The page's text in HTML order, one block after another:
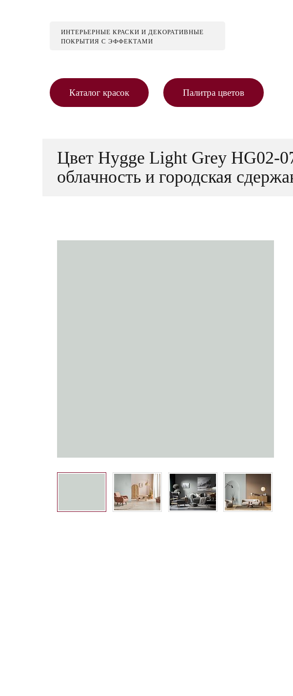
ИНТЕРЬЕРНЫЕ КРАСКИ И ДЕКОРАТИВНЫЕ
ПОКРЫТИЯ С ЭФФЕКТАМИ
Каталог красок Палитра цветов
Цвет Hygge Light Grey HG02-
облачность и городская